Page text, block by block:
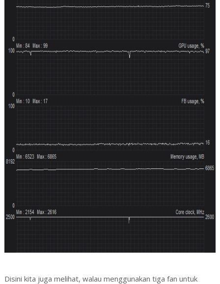
Disini kita juga melihat, walau menggunakan tiga fan untuk